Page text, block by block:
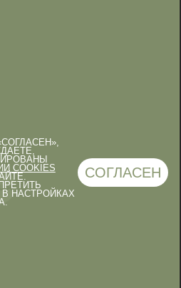
COOKIES
В НАСТРОЙКАХ
СОГЛАСЕН